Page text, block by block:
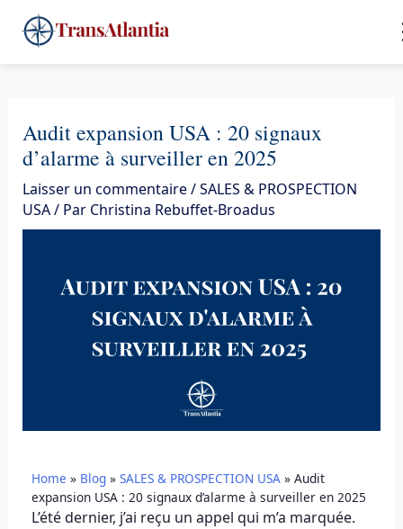
au
contenu
Audit expansion USA : 20 signaux
d’alarme à surveiller en 2025
Laisser un commentaire/SALES & PROSPECTION
USA/ Par Christina Rebuffet-Broadus
Home » Blog» SALES & PROSPECTION USA» Audit
expansion USA : 20 signaux d’alarme à surveiller en 2025
L’été dernier, j’ai reçu un appel qui m’a marquée.